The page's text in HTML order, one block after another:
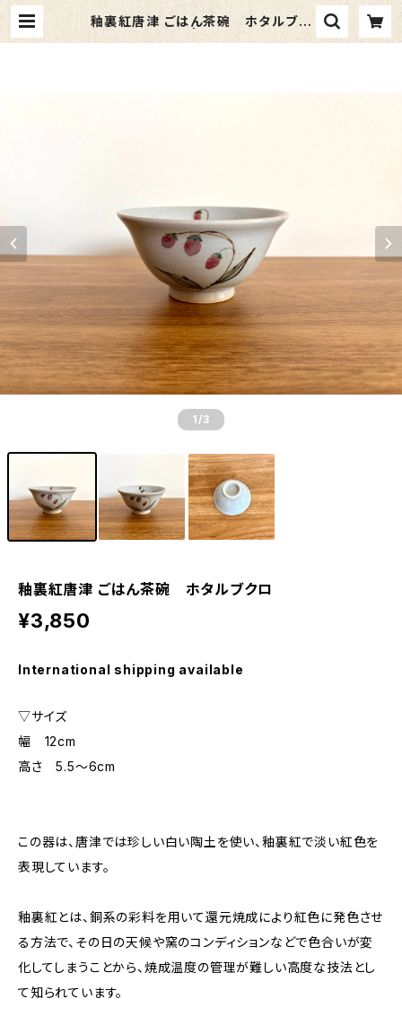
釉裏紅唐津 ごはん茶碗 ホタルブク
1 /3
釉裏紅唐津 ごはん茶碗 ホタルブクロ
¥3,850
International shipping available
▽サイズ
幅 12cm
高さ 5.5～6cm
この器は、唐津では珍しい白い陶土を使い、釉裏紅で淡い紅色を
表現しています。
釉裏紅とは、銅系の彩料を用いて還元焼成により紅色に発色させ
る方法で、その日の天候や窯のコンディションなどで色合いが変
化してしまうことから、焼成温度の管理が難しい高度な技法とし
て知られています。